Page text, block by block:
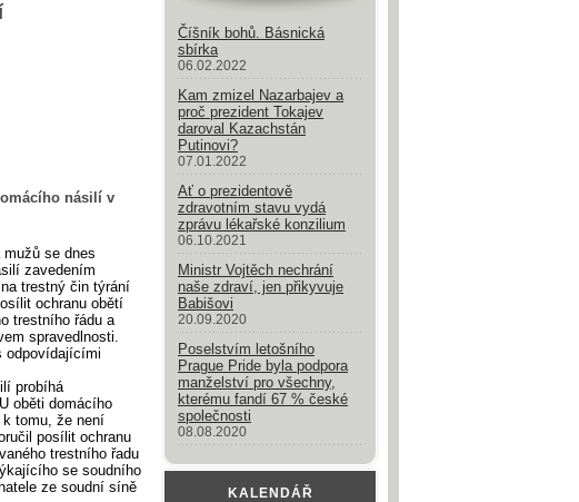
násilí v
se dnes
zavedením
trestný čin týrání
ochranu obětí
trestního řádu a
spravedlnosti.
odpovídajícími
probíhá
oběti domácího
tomu, že není
posílit ochranu
trestního řadu
se soudního
ze soudní síně
Číšník bohů. Básnická
sbírka
06.02.2022
Kam zmizel Nazarbajev a
proč prezident Tokajev
daroval Kazachstán
Putinovi?
07.01.2022
Ať o prezidentově
zdravotním stavu vydá
zprávu lékařské konzilium
06.10.2021
Ministr Vojtěch nechrání
naše zdraví, jen přikyvuje
Babišovi
20.09.2020
Poselstvím letošního
Prague Pride byla podpora
manželství pro všechny,
kterému fandí 67 % české
společnosti
08.08.2020
KALENDÁŘ